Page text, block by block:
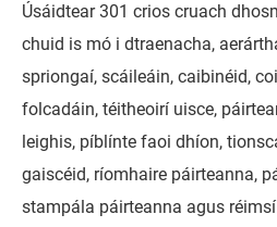
Úsáidtear 301 crios cruach
chuid is mó i dtraenacha,
spriongaí, scáileáin, caibinéid,
folcadáin, téitheoirí uisce,
leighis, píblínte faoi dhíon,
gaiscéid, ríomhaire páirteanna,
stampála páirteanna agus